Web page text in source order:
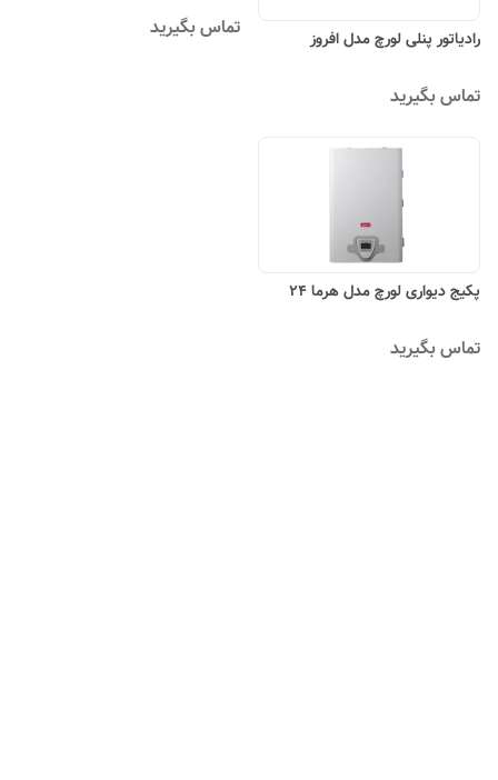
رادیاتور پنلی لورچ مدل افروز
تماس بگیرید
تماس بگیرید
پکیج دیواری لورچ مدل هرما 24
تماس بگیرید